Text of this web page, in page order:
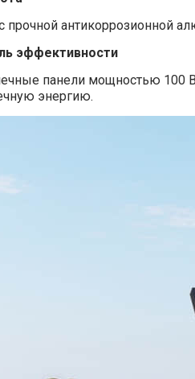
прочной антикоррозионной
эффективности
панели мощностью 100
энергию.